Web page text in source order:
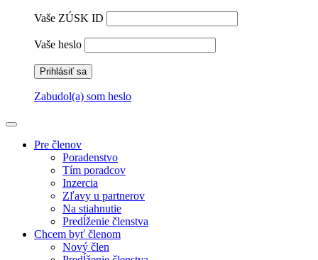
Vaše ZÚSK ID
Vaše heslo
Zabudol(a) som heslo
Pre členov
Poradenstvo
Tím poradcov
Inzercia
Zľavy u partnerov
Na stiahnutie
Predĺženie členstva
Chcem byť členom
Nový člen